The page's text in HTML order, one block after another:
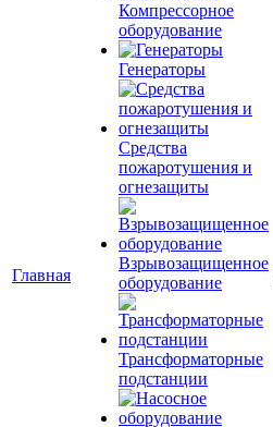
Главная
Компрессорное
оборудование
Генераторы
Средства
пожаротушения и
огнезащиты
Взрывозащищенное
оборудование
Трансформаторные
подстанции